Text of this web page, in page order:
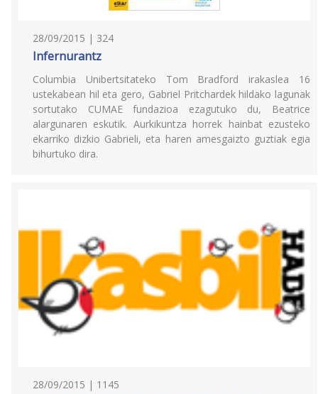
28/09/2015 | 324
Infernurantz
Columbia Unibertsitateko Tom Bradford irakaslea 16
ustekabean hil eta gero, Gabriel Pritchardek hildako lagunak
sortutako CUMAE fundazioa ezagutuko du, Beatrice
alargunaren eskutik. Aurkikuntza horrek hainbat ezusteko
ekarriko dizkio Gabrieli, eta haren amesgaizto guztiak egia
bihurtuko dira.
28/09/2015 | 1145